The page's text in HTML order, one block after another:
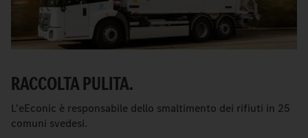
RACCOLTA PULITA.
L'eEconic è responsabile dello smaltimento dei rifiuti in 25
comuni svedesi.